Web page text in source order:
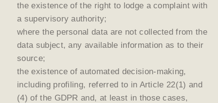
the existence of the right to lodge a complaint with
a supervisory authority;
where the personal data are not collected from the
data subject, any available information as to their
source;
the existence of automated decision-making,
including profiling, referred to in Article 22(1) and
(4) of the GDPR and, at least in those cases,